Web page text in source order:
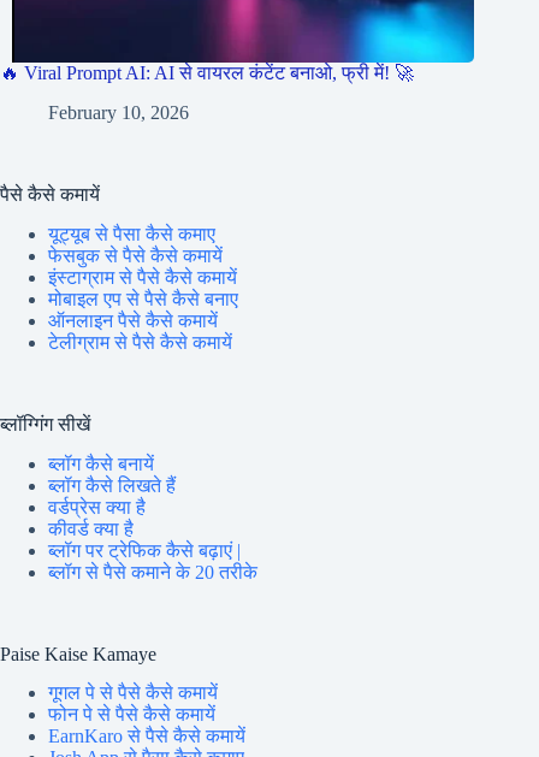
🔥 Viral Prompt AI: AI से वायरल कंटेंट बनाओ, फ्री में! 🚀
February 10, 2026
पैसे कैसे कमायें
यूट्यूब से पैसा कैसे कमाए
फेसबुक से पैसे कैसे कमायें
इंस्टाग्राम से पैसे कैसे कमायें
मोबाइल एप से पैसे कैसे बनाए
ऑनलाइन पैसे कैसे कमायें
टेलीग्राम से पैसे कैसे कमायें
ब्लॉग्गिंग सीखें
ब्लॉग कैसे बनायें
ब्लॉग कैसे लिखते हैं
वर्डप्रेस क्या है
कीवर्ड क्या है
ब्लॉग पर ट्रेफिक कैसे बढ़ाएं |
ब्लॉग से पैसे कमाने के 20 तरीके
Paise Kaise Kamaye
गूगल पे से पैसे कैसे कमायें
फोन पे से पैसे कैसे कमायें
EarnKaro से पैसे कैसे कमायें